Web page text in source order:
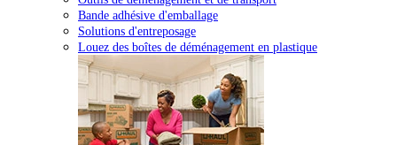
Bande adhésive d'emballage
Solutions d'entreposage
Louez des boîtes de déménagement en plastique